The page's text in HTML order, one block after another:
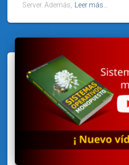
Server. Además,
Leer más…